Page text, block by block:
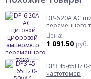
DP-6 20A AC
переменного
Цена:
1 091.50 руб.
DP3 45-65Hz
частотомер